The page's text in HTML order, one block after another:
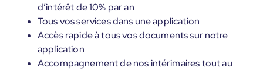
d’intérêt de 10% par an
Tous vos services dans une application
Accès rapide à tous vos documents sur notre
application
Accompagnement de nos intérimaires tout au